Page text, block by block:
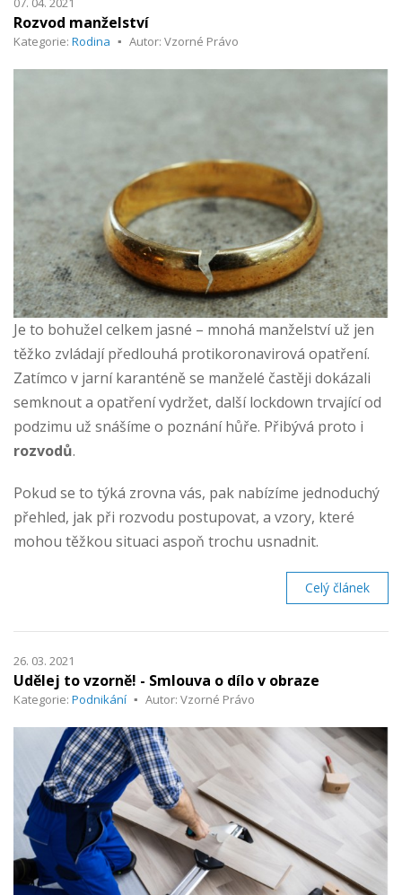
Rozvod manželství
Kategorie: Rodina Autor: Vzorné Právo
Je to bohužel celkem jasné – mnohá manželství už jen
těžko zvládají předlouhá protikoronavirová opatření.
Zatímco v jarní karanténě se manželé častěji dokázali
semknout a opatření vydržet, další lockdown trvající od
podzimu už snášíme o poznání hůře. Přibývá proto i
rozvodů.
Pokud se to týká zrovna vás, pak nabízíme jednoduchý
přehled, jak při rozvodu postupovat, a vzory, které
mohou těžkou situaci aspoň trochu usnadnit.
Celý článek
26. 03. 2021
Udělej to vzorně! - Smlouva o dílo v obraze
Kategorie: Podnikání Autor: Vzorné Právo